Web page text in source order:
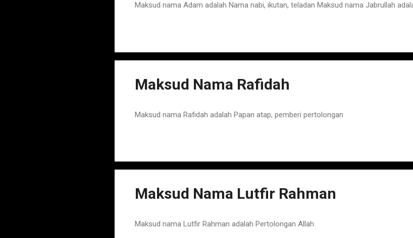
Maksud nama Adam adalah Nama nabi, ikutan, teladan Maksud nama Jabrullah
Maksud Nama Rafidah
Maksud nama Rafidah adalah Papan atap, pemberi pertolongan
Maksud Nama Lutfir Rahman
Maksud nama Lutfir Rahman adalah Pertolongan Allah